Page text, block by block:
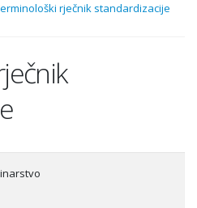
rječnik standardizacije